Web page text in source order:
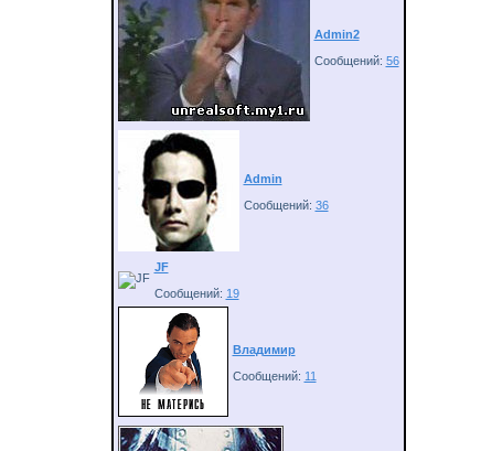
Admin2
Сообщений: 56
Admin
Сообщений: 36
JF
Сообщений: 19
Владимир
Сообщений: 11